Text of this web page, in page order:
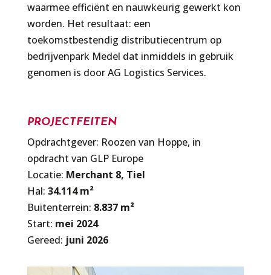
waarmee efficiënt en nauwkeurig gewerkt kon
worden. Het resultaat: een
toekomstbestendig distributiecentrum op
bedrijvenpark Medel dat inmiddels in gebruik
genomen is door AG Logistics Services.
PROJECTFEITEN
Opdrachtgever: Roozen van Hoppe, in
opdracht van GLP Europe
Locatie: Merchant 8, Tiel
Hal: 34.114 m²
Buitenterrein: 8.837 m²
Start: mei 2024
Gereed: juni 2026